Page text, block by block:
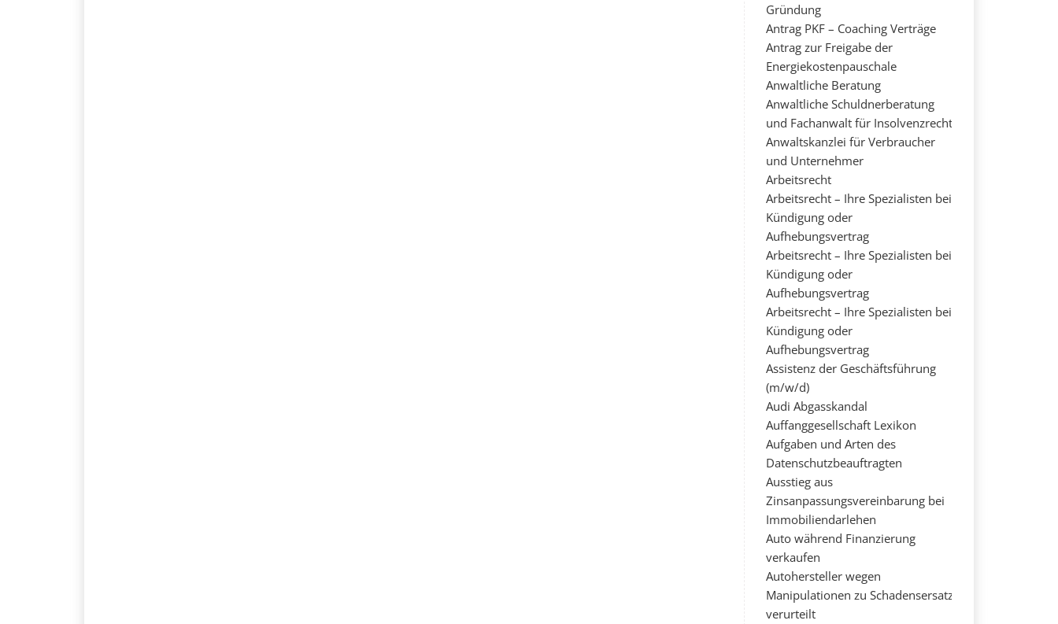
Gründung
Antrag PKF – Coaching Verträge
Antrag zur Freigabe der
Energiekostenpauschale
Anwaltliche Beratung
Anwaltliche Schuldnerberatung
und Fachanwalt für Insolvenzrecht
Anwaltskanzlei für Verbraucher
und Unternehmer
Arbeitsrecht
Arbeitsrecht – Ihre Spezialisten bei
Kündigung oder
Aufhebungsvertrag
Arbeitsrecht – Ihre Spezialisten bei
Kündigung oder
Aufhebungsvertrag
Arbeitsrecht – Ihre Spezialisten bei
Kündigung oder
Aufhebungsvertrag
Assistenz der Geschäftsführung
(m/w/d)
Audi Abgasskandal
Auffanggesellschaft Lexikon
Aufgaben und Arten des
Datenschutzbeauftragten
Ausstieg aus
Zinsanpassungsvereinbarung bei
Immobiliendarlehen
Auto während Finanzierung
verkaufen
Autohersteller wegen
Manipulationen zu Schadensersatz
verurteilt